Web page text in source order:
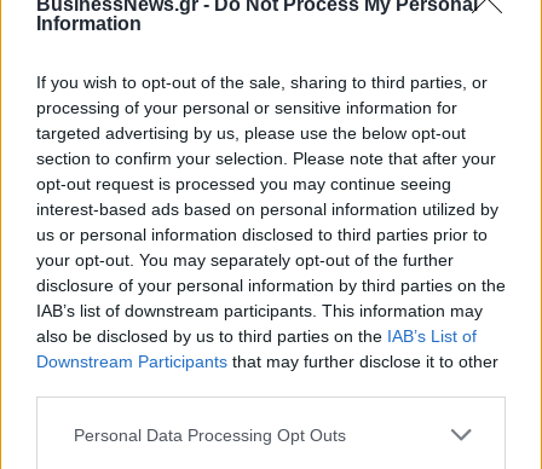
BusinessNews.gr - Do Not Process My Personal
Information
If you wish to opt-out of the sale, sharing to third parties, or
processing of your personal or sensitive information for
targeted advertising by us, please use the below opt-out
section to confirm your selection. Please note that after your
opt-out request is processed you may continue seeing
interest-based ads based on personal information utilized by
us or personal information disclosed to third parties prior to
your opt-out. You may separately opt-out of the further
disclosure of your personal information by third parties on the
IAB’s list of downstream participants. This information may
also be disclosed by us to third parties on the IAB’s List of
Downstream Participants that may further disclose it to other
Personal Data Processing Opt Outs
επιχειρήσεων.
ΑΠΑΤΕΣ ΟΙΚΟΝΟΜΙΚΗ ΑΣΤΥΝΟΜΙΑ